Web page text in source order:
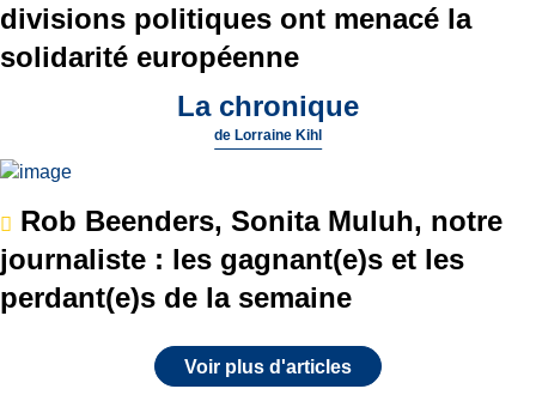
divisions politiques ont menacé la
solidarité européenne
La chronique
de Lorraine Kihl
Rob Beenders, Sonita Muluh, notre
journaliste : les gagnant(e)s et les
perdant(e)s de la semaine
Voir plus d'articles